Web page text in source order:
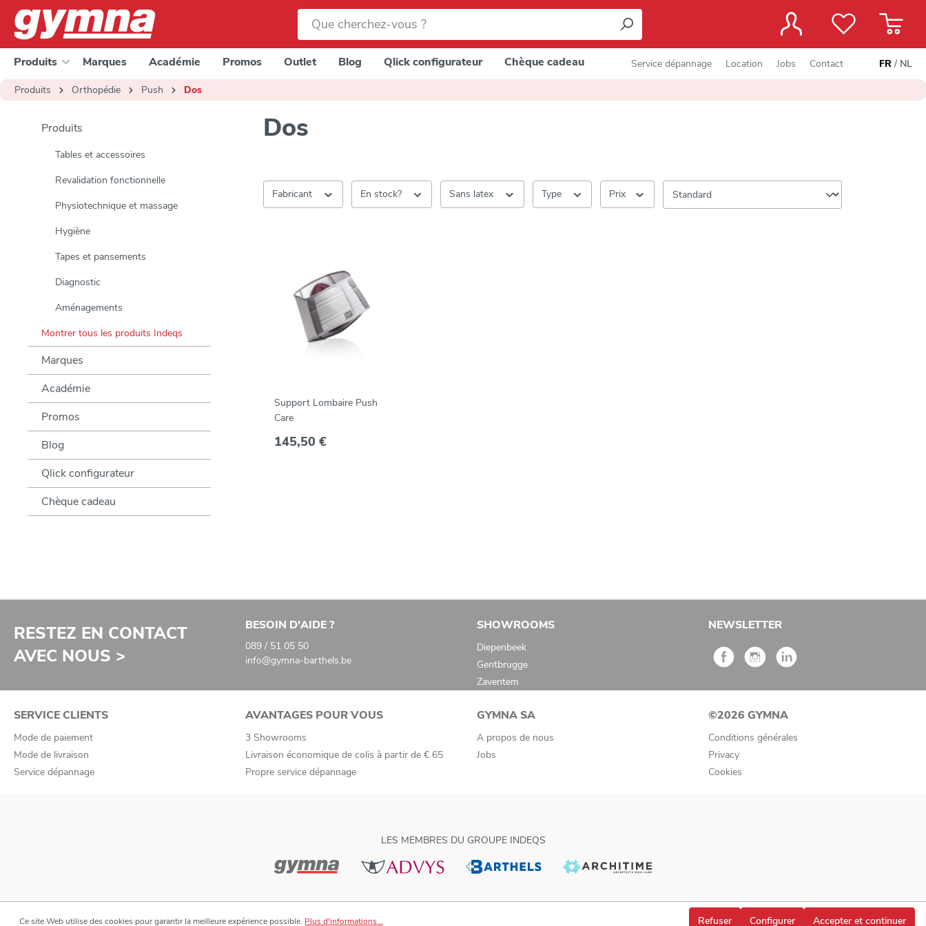
recherche Passer à la navigation principale
Produits Marques Académie Promos Outlet Blog Qlick configurateur Chèque cadeau Service dépannage Location Jobs Contact FR / NL
Produits
Orthopédie Push Dos
Produits
Tables et accessoires
Revalidation fonctionnelle
Physiotechnique et massage
Hygiène
Tapes et pansements
Diagnostic
Aménagements
Montrer tous les produits Indeqs
Marques
Académie
Promos
Blog
Qlick configurateur
Chèque cadeau
Dos
Fabricant En stock? Sans latex Type Prix
Support Lombaire Push
Care
145,50 €
RESTEZ EN CONTACT
AVEC NOUS >
BESOIN D'AIDE ?
089 / 51 05 50
info@gymna-barthels.be
SHOWROOMS
Diepenbeek
Gentbrugge
Zaventem
NEWSLETTER
SERVICE CLIENTS
Mode de paiement
Mode de livraison
Service dépannage
AVANTAGES POUR VOUS
3 Showrooms
Livraison économique de colis à partir de € 65
Propre service dépannage
GYMNA SA
A propos de nous
Jobs
©2026 GYMNA
Conditions générales
Privacy
Cookies
LES MEMBRES DU GROUPE INDEQS
Ce site Web utilise des cookies pour garantir la meilleure expérience possible. Plus d'informations... Refuser Configurer Accepter et continuer